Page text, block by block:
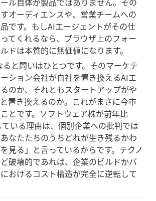
オーディエンスや、営業チームへの
です。もしAIエージェントがその仕
てくれるなら、ブラウザ上のフォー
ドは本質的に無価値になります。
ると問いはひとつです。そのマーケテ
ション会社が自社を置き換えるAIエ
のか、それともスタートアップがや
置き換えるのか。これがまさに今市
とです。ソフトウェア株が前年比
いる理由は、個別企業への批判では
なたたちのうちどれが生き残るかわ
見る」と言っているからです。テクノ
破壊的であれば、企業のビルドかバ
おけるコスト構造が完全に逆転して